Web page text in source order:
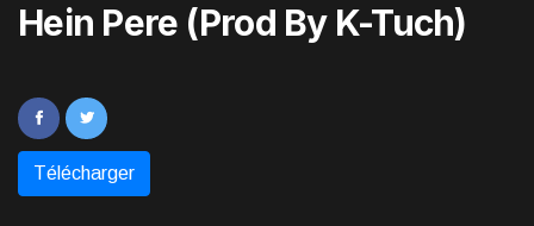
Hein Pere (Prod By K-Tuch)
Télécharger